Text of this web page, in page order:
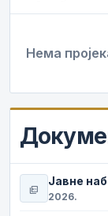
Нема
picture_as_pdf
Јавне
2026.